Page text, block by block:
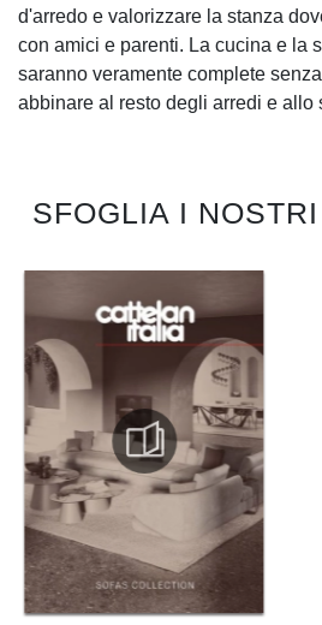
d'arredo e valorizzare la stanza
con amici e parenti. La cucina e la
saranno veramente complete
abbinare al resto degli arredi e allo
SFOGLIA I